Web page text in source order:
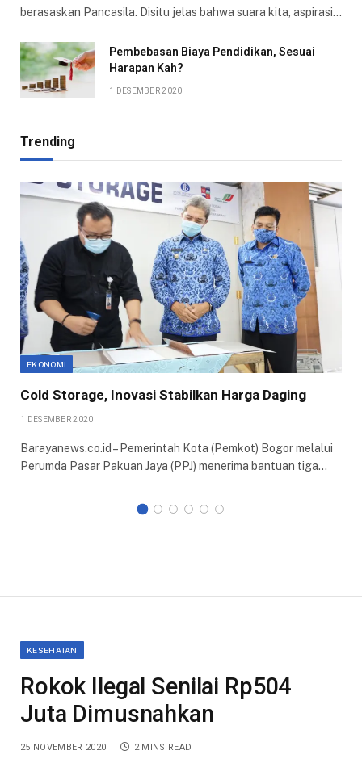
berasaskan Pancasila. Disitu jelas bahwa suara kita, aspirasi…
Pembebasan Biaya Pendidikan, Sesuai
Harapan Kah?
1 DESEMBER 2020
Trending
EKONOMI
Cold Storage, Inovasi Stabilkan Harga Daging
1 DESEMBER 2020
Barayanews.co.id – Pemerintah Kota (Pemkot) Bogor melalui
Perumda Pasar Pakuan Jaya (PPJ) menerima bantuan tiga…
KESEHATAN
Rokok Ilegal Senilai Rp504
Juta Dimusnahkan
25 NOVEMBER 2020 2 MINS READ